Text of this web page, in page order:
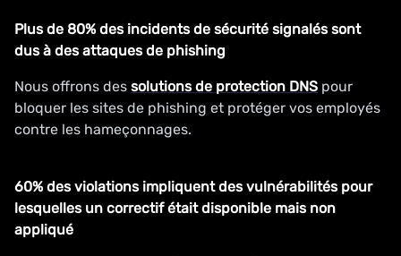
Plus de 80% des incidents de sécurité signalés sont
dus à des attaques de phishing
Nous offrons des solutions de protection DNS pour
bloquer les sites de phishing et protéger vos employés
contre les hameçonnages.
60% des violations impliquent des vulnérabilités pour
lesquelles un correctif était disponible mais non
appliqué